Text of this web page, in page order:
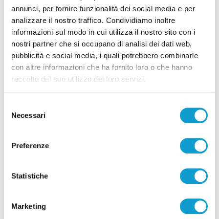
annunci, per fornire funzionalità dei social media e per
analizzare il nostro traffico. Condividiamo inoltre
informazioni sul modo in cui utilizza il nostro sito con i
nostri partner che si occupano di analisi dei dati web,
pubblicità e social media, i quali potrebbero combinarle
con altre informazioni che ha fornito loro o che hanno
raccolto dal suo utilizzo dei loro servizi.
delNecessari
Preferenze
Statistiche
Marketing
27/11/2014